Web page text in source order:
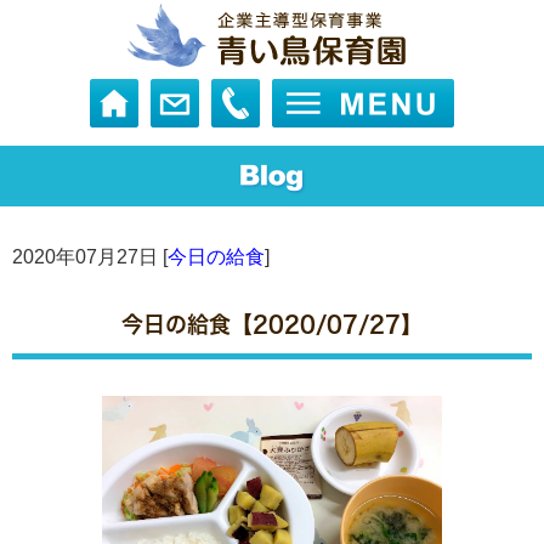
2020年07月27日 [今日の給食]
今日の給食【2020/07/27】